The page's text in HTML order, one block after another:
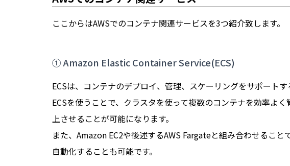
ここからはAWSでのコンテナ関連サービスを3つ紹介致します。
① Amazon Elastic Container Service(ECS)
ECSは、コンテナのデプロイ、管理、スケーリングをサポートす
ECSを使うことで、クラスタを使って複数のコンテナを効率よ
上させることが可能になります。
また、Amazon EC2や後述するAWS Fargateと組み合わせるこ
自動化することも可能です。